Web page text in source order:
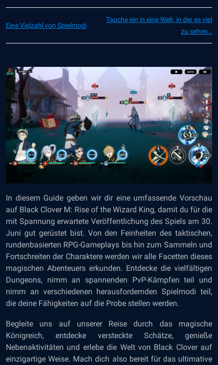
Eine Vielzahl von Spielmodi
Tauche ein in eine Welt, in der es viel
zu sehen…
In diesem Guide geben wir dir eine umfassende Vorschau
auf Black Clover M: Rise of the Wizard King, damit du für die
mit Spannung erwartete Veröffentlichung des Spiels am 30.
Juni gut gerüstet bist. Von den Feinheiten des taktischen,
rundenbasierten RPG-Gameplays bis hin zum Sammeln und
Fortschreiten der Charaktere werden wir alle Facetten dieses
magischen Abenteuers erkunden. Entdecke die vielfältigen
Dungeons, nimm an spannenden PvP-Kämpfen teil und
nimm an verschiedenen herausfordernden Spielmodi teil,
die deine Fähigkeiten auf die Probe stellen werden.
Begleite uns auf unserer Reise durch das magische
Königreich, entdecke versteckte Schätze, genieße
Nebenaktivitäten und erlebe die Welt von Black Clover auf
einzigartige Weise. Mach dich also bereit für das ultimative